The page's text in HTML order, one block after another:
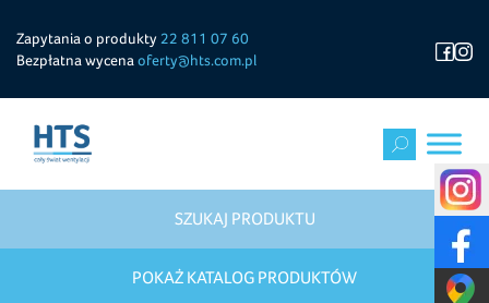
Zapytania o produkty 22 811 07 60
Bezpłatna wycena oferty@hts.com.pl
SZUKAJ PRODUKTU
POKAŻ KATALOG PRODUKTÓW